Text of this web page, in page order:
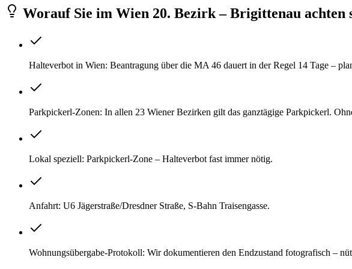
Worauf Sie im Wien 20. Bezirk – Brigittenau achten
Halteverbot in Wien: Beantragung über die MA 46 dauert in der Regel 14 Tage –
Parkpickerl-Zonen: In allen 23 Wiener Bezirken gilt das ganztägige Parkpickerl.
Lokal speziell: Parkpickerl-Zone – Halteverbot fast immer nötig.
Anfahrt: U6 Jägerstraße/Dresdner Straße, S-Bahn Traisengasse.
Wohnungsübergabe-Protokoll: Wir dokumentieren den Endzustand fotografisch –